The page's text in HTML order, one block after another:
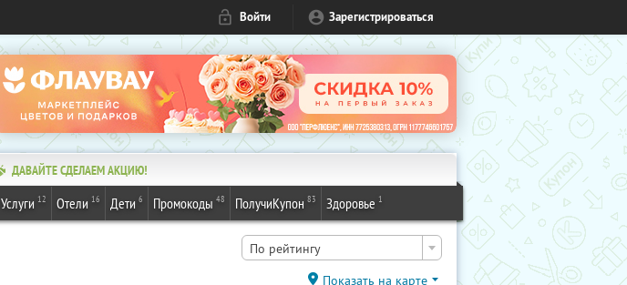
Войти Зарегистрироваться
ДАВАЙТЕ СДЕЛАЕМ АКЦИЮ!
Услуги 12 Отели 16 Дети 6 Промокоды 48 ПолучиКупон 83 Здоровье 1
По рейтингу
Показать на карте